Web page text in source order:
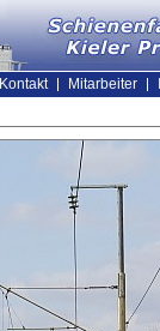
Kontakt Mitarbeiter